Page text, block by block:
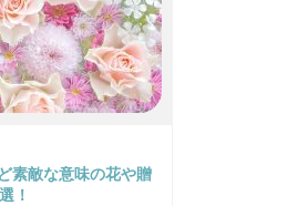
素敵な意味の花や贈
！